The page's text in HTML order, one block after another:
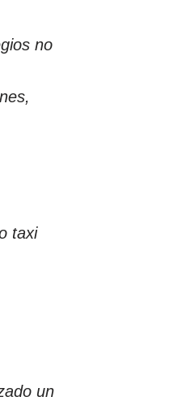
no
taxi
un